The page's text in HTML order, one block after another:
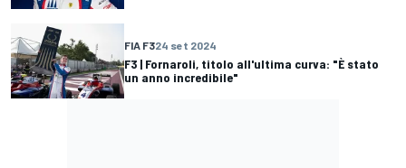
FIA F324 set 2024
F3 | Fornaroli, titolo all'ultima curva: "È stato
un anno incredibile"